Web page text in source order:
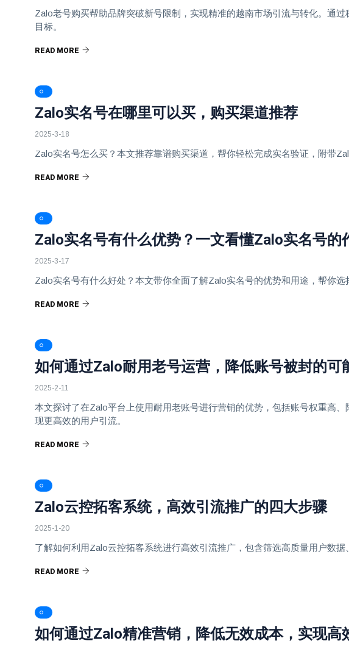
Zalo老号购买帮助品牌突破新号限制，实现精准的越南市场引流与转化。通
目标。
READ MORE
Zalo实名号在哪里可以买，购买渠道推荐
2025-3-18
Zalo实名号怎么买？本文推荐靠谱购买渠道，帮你轻松完成实名验证，附带
READ MORE
Zalo实名号有什么优势？一文看懂Zalo实名号的
2025-3-17
Zalo实名号有什么好处？本文带你全面了解Zalo实名号的优势和用途，帮你选
READ MORE
如何通过Zalo耐用老号运营，降低账号被封的可
2025-2-11
本文探讨了在Zalo平台上使用耐用老账号进行营销的优势，包括账号权重高
现更高效的用户引流。
READ MORE
Zalo云控拓客系统，高效引流推广的四大步骤
2025-1-20
了解如何利用Zalo云控拓客系统进行高效引流推广，包含筛选高质量用户数
READ MORE
如何通过Zalo精准营销，降低无效成本，实现高